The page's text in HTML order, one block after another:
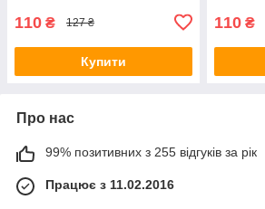
110 ₴ 127 ₴
Купити
110 ₴
Про нас
99% позитивних з 255 відгуків за рік
Працює з 11.02.2016